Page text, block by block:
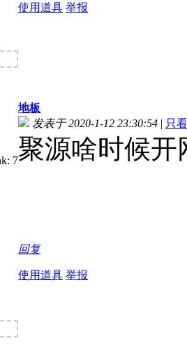
使用道具 举报
地板
发表于 2020-1-12 23:30:54 | 只
聚源啥时候开
回复
使用道具 举报